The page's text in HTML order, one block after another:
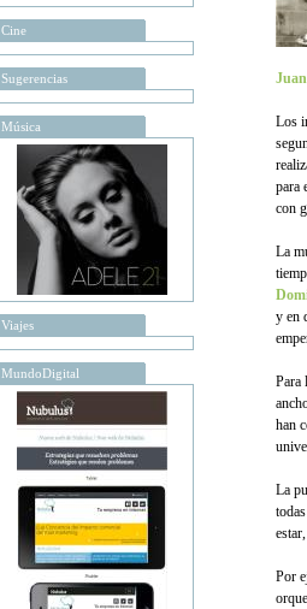
Cine
Sugerencias
Música
Viajes
MundoDigital
Los
para
con
La
y en
Para
han
La
Por